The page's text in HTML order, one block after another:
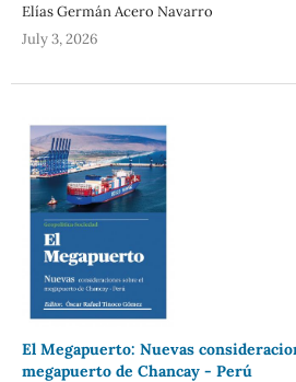
Elías Germán Acero Navarro
July 3, 2026
El Megapuerto: Nuevas
megapuerto de Chancay - Perú